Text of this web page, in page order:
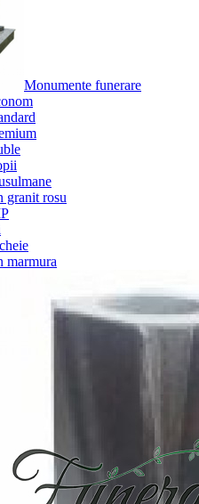
Monumente funerare
granit rosu
marmura